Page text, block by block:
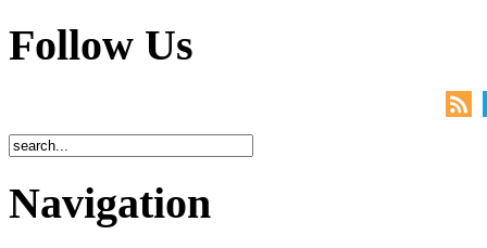
Follow Us
Navigation